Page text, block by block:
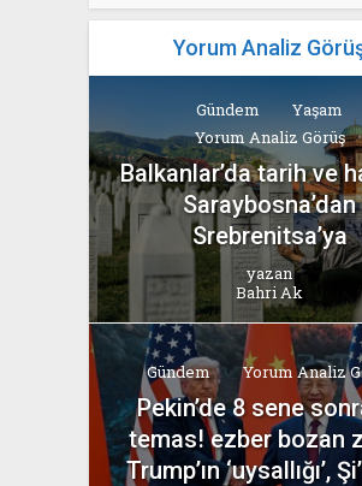
Yorum Analiz
Gündem
Yaşam
Yorum Analiz Görüş
Balkanlar’da tarih ve
Saraybosna’dan
Srebrenitsa’ya
yazan
Bahri Ak
Gündem Yorum Analiz
Pekin’de 8 sene
temas! ezber bozan
Trump’ın ‘uysallığı’,